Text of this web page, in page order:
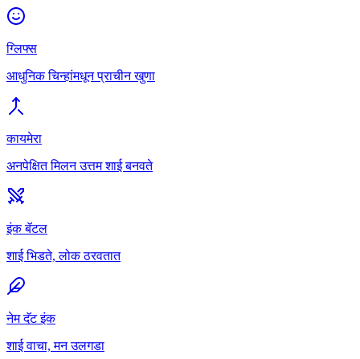
ग्लिफ्स
आधुनिक चिन्हांमधून प्राचीन खुणा
कायमेरा
अनपेक्षित मिलन उत्तम शाई बनवते
इंक बॅटल
शाई भिडते, लोक ठरवतात
नेम दॅट इंक
शाई वाचा, मन उलगडा